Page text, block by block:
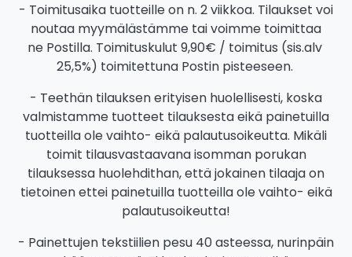
- Toimitusaika tuotteille on n. 2 viikkoa. Tilaukset voi
noutaa myymälästämme tai voimme toimittaa
ne Postilla. Toimituskulut 9,90€ / toimitus (sis.alv
25,5%) toimitettuna Postin pisteeseen.
- Teethän tilauksen erityisen huolellisesti, koska
valmistamme tuotteet tilauksesta eikä painetuilla
tuotteilla ole vaihto- eikä palautusoikeutta. Mikäli
toimit tilausvastaavana isomman porukan
tilauksessa huolehdithan, että jokainen tilaaja on
tietoinen ettei painetuilla tuotteilla ole vaihto- eikä
palautusoikeutta!
- Painettujen tekstiilien pesu 40 asteessa, nurinpäin